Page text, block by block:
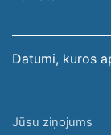
Datumi, kuros
Jūsu